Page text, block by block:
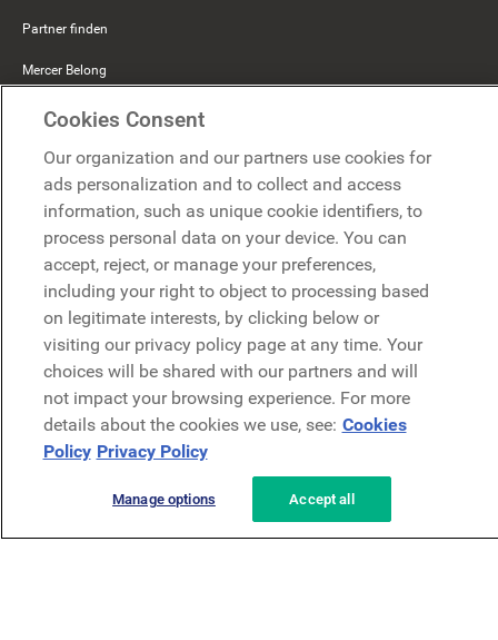
Partner finden
Mercer Belong
Google
Microsoft
Demo anfragen
Kontakt
Kontakt
Rechtliches AGB Security
Cookies Consent
Our organization and our partners use cookies for
ads personalization and to collect and access
information, such as unique cookie identifiers, to
process personal data on your device. You can
accept, reject, or manage your preferences,
including your right to object to processing based
on legitimate interests, by clicking below or
visiting our privacy policy page at any time. Your
choices will be shared with our partners and will
not impact your browsing experience. For more
details about the cookies we use, see: Cookies
Policy Privacy Policy
Manage options Accept all